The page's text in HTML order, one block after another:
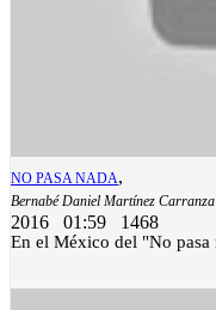
NO PASA NADA,
Bernabé Daniel Martínez Carranza
2016 01:59 1468
En el México del "No pasa